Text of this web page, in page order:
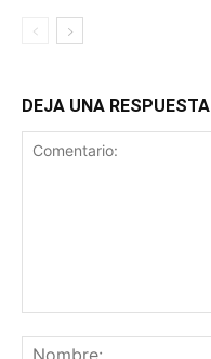
DEJA UNA RESPUESTA